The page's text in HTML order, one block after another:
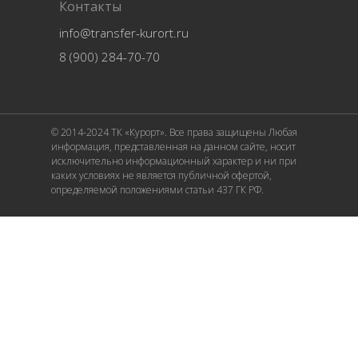
Контакты
info@transfer-kurort.ru
8 (900) 284-70-70
© 2014-2024 ТК «Курорт». Все права защищены Любая
информация, представленная на данном сайте, носит
исключительно информационный характер и ни при
каких условиях не является публичной офертой,
определяемой положениями статьи 437 ГК РФ.